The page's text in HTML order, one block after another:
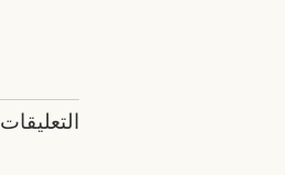
التعليقات